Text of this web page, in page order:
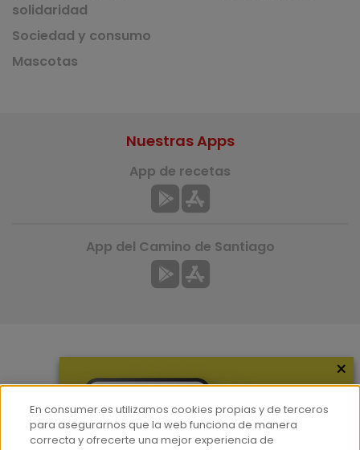
solidaridad
Sociedad y consumo
Mascotas
Hemeroteca
Nuestras Apps
App de recetas
App del Camino de Santiago
×
En consumer.es utilizamos cookies propias y de terceros
para asegurarnos que la web funciona de manera
correcta y ofrecerte una mejor experiencia de